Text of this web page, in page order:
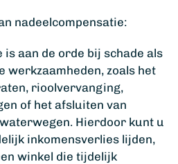
nadeelcompensatie:
is aan de orde bij schade als
werkzaamheden, zoals het
rioolvervanging,
of het afsluiten van
Hierdoor kunt u
inkomensverlies lijden,
winkel die tijdelijk